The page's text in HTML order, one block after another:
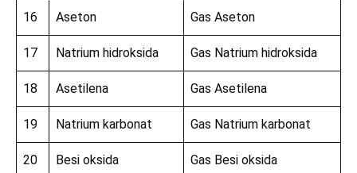
16 Aseton Gas Aseton
17 Natrium hidroksida Gas Natrium hidroksida
18 Asetilena Gas Asetilena
19 Natrium karbonat Gas Natrium karbonat
20 Besi oksida Gas Besi oksida